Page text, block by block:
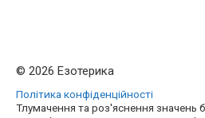
© 2026 Езотерика
Політика конфіденційності
Тлумачення та роз'яснення значень